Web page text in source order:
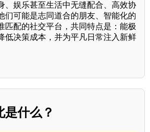
、娱乐甚至生活中无缝配合、高效协
们可能是志同道合的朋友、智能化的
匹配的社交平台，共同特点是：能极
低决策成本，并为平凡日常注入新鲜
是什么？